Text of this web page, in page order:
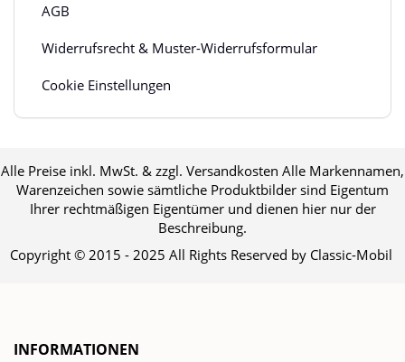
AGB
Widerrufsrecht & Muster-Widerrufsformular
Cookie Einstellungen
Alle Preise inkl. MwSt. & zzgl. Versandkosten Alle Markennamen,
Warenzeichen sowie sämtliche Produktbilder sind Eigentum
Ihrer rechtmäßigen Eigentümer und dienen hier nur der
Beschreibung.
Copyright © 2015 - 2025 All Rights Reserved by Classic-Mobil
INFORMATIONEN